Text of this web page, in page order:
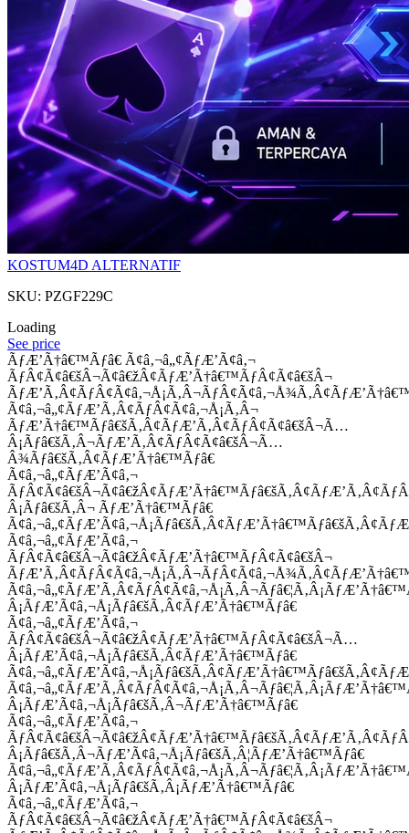
KOSTUM4D ALTERNATIF
SKU: PZGF229C
Loading
See price
ÃƒÆ’Ã†â€™Ãƒâ€ Ã¢â‚¬â„¢ÃƒÆ’Ã¢â‚¬
ÃƒÂ¢Ã¢â€šÂ¬Ã¢â€žÂ¢ÃƒÆ’Ã†â€™ÃƒÂ¢Ã¢â€šÂ¬
Ã¢â‚¬â„¢ÃƒÆ’Ã‚Â¢ÃƒÂ¢Ã¢â‚¬Å¡Ã‚Â¬
ÃƒÆ’Ã†â€™Ãƒâ€šÃ‚Â¢ÃƒÆ’Ã‚Â¢ÃƒÂ¢Ã¢â€šÂ¬Ã…
Â¡Ãƒâ€šÃ‚Â¬ÃƒÆ’Ã‚Â¢ÃƒÂ¢Ã¢â€šÂ¬Ã…
Â¾Ãƒâ€šÃ‚Â¢ÃƒÆ’Ã†â€™Ãƒâ€
Ã¢â‚¬â„¢ÃƒÆ’Ã¢â‚¬
Â¡Ãƒâ€šÃ‚Â¬ ÃƒÆ’Ã†â€™Ãƒâ€
Ã¢â‚¬â„¢ÃƒÆ’Ã¢â‚¬
ÃƒÂ¢Ã¢â€šÂ¬Ã¢â€žÂ¢ÃƒÆ’Ã†â€™ÃƒÂ¢Ã¢â€šÂ¬
Â¡ÃƒÆ’Ã¢â‚¬Å¡Ãƒâ€šÃ‚Â¢ÃƒÆ’Ã†â€™Ãƒâ€
Ã¢â‚¬â„¢ÃƒÆ’Ã¢â‚¬
ÃƒÂ¢Ã¢â€šÂ¬Ã¢â€žÂ¢ÃƒÆ’Ã†â€™ÃƒÂ¢Ã¢â€šÂ¬Ã…
Â¡ÃƒÆ’Ã¢â‚¬Å¡Ãƒâ€šÃ‚Â¢ÃƒÆ’Ã†â€™Ãƒâ€
Â¡ÃƒÆ’Ã¢â‚¬Å¡Ãƒâ€šÃ‚Â¬ÃƒÆ’Ã†â€™Ãƒâ€
Ã¢â‚¬â„¢ÃƒÆ’Ã¢â‚¬
Â¡Ãƒâ€šÃ‚Â¬ÃƒÆ’Ã¢â‚¬Å¡Ãƒâ€šÃ‚Â¦ÃƒÆ’Ã†â€™Ãƒâ€
Â¡ÃƒÆ’Ã¢â‚¬Å¡Ãƒâ€šÃ‚Â¡ÃƒÆ’Ã†â€™Ãƒâ€
Ã¢â‚¬â„¢ÃƒÆ’Ã¢â‚¬
ÃƒÂ¢Ã¢â€šÂ¬Ã¢â€žÂ¢ÃƒÆ’Ã†â€™ÃƒÂ¢Ã¢â€šÂ¬